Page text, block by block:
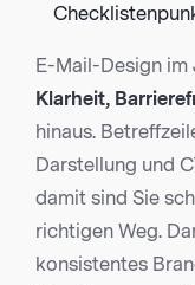
E-Mail-Design im
Klarheit,
hinaus.
Darstellung und
damit sind Sie
richtigen Weg.
konsistentes